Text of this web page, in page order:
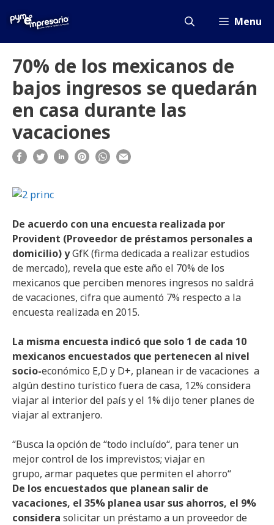
Menu
70% de los mexicanos de
bajos ingresos se quedarán
en casa durante las
vacaciones
De acuerdo con una encuesta realizada por
Provident (Proveedor de préstamos personales a
domicilio) yGfK (firma dedicada a realizar estudios
de mercado), revela que este año el 70% de los
mexicanos que perciben menores ingresos no saldrá
de vacaciones, cifra que aumentó 7% respecto a la
encuesta realizada en 2015.
La misma encuesta indicó que solo 1 de cada 10
mexicanos encuestados que pertenecen al nivel
socio-económico E,D y D+, planean ir de vacaciones a
algún destino turístico fuera de casa, 12% considera
viajar al interior del país y el 1% dijo tener planes de
viajar al extranjero.
“Busca la opción de “todo incluído“, para tener un
mejor control de los imprevistos; viajar en
grupo, armar paquetes que permiten el ahorro“
De los encuestados que planean salir de
vacaciones, el 35% planea usar sus ahorros, el 9%
considera solicitar un préstamo a un proveedor de